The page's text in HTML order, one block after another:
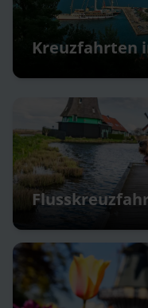
Kreuzfahrten